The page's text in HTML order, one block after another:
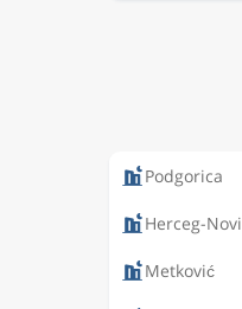
Podgorica
Herceg-Novi
Metković